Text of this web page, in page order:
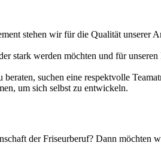
stehen wir für die Qualität unserer
stark werden möchten und für unseren
suchen eine respektvolle
um sich selbst zu entwickeln.
der Friseurberuf? Dann